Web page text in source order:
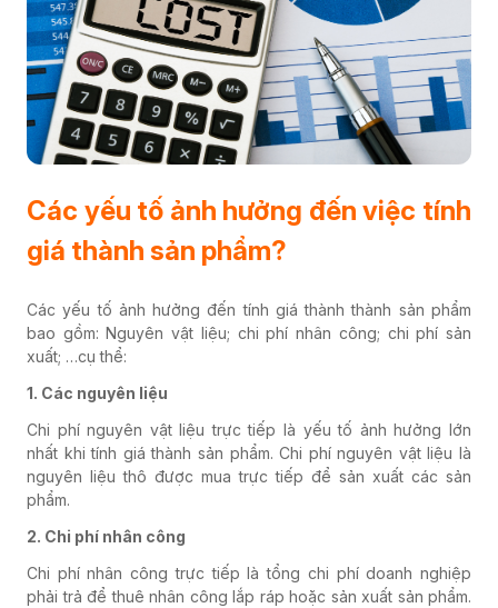
Các yếu tố ảnh hưởng đến việc tính
giá thành sản phẩm?
Các yếu tố ảnh hưởng đến tính giá thành thành sản phẩm
bao gồm:Nguyên vật liệu; chi phí nhân công; chi phí sản
xuất; …cụ thể:
1. Các nguyên liệu
Chi phí nguyên vật liệu trực tiếp là yếu tố ảnh hưởng lớn
nhất khi tính giá thành sản phẩm. Chi phí nguyên vật liệu là
nguyên liệu thô được mua trực tiếp để sản xuất các sản
phẩm.
2. Chi phí nhân công
Chi phí nhân công trực tiếp là tổng chi phí doanh nghiệp
phải trả để thuê nhân công lắp ráp hoặc sản xuất sản phẩm.